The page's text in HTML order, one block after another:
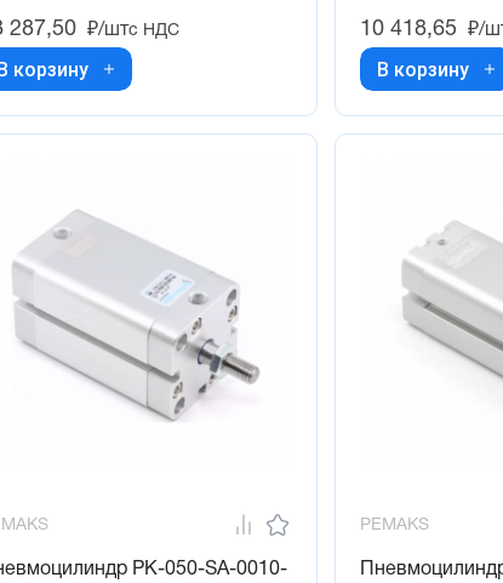
287,50 ₽/штс НДС
корзину
10 418,65 ₽/
В корзину
PK-050-SA-0010-
PEMAKS